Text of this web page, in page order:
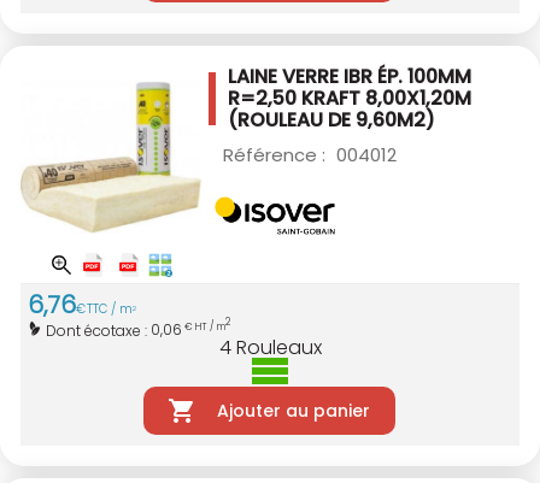
LAINE VERRE IBR ÉP. 100MM
R=2,50 KRAFT 8,00X1,20M
(ROULEAU DE 9,60M2)
Référence : 004012
6,76€TTC / m2
Dont écotaxe : 0,06 € HT / m2
4Rouleaux
Ajouter au panier